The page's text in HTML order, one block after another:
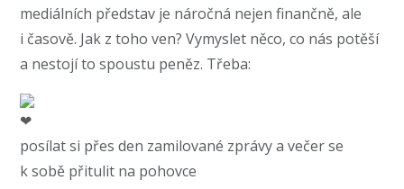
mediálních představ je náročná nejen finančně, ale
i časově. Jak z toho ven? Vymyslet něco, co nás potěší
a nestojí to spoustu peněz. Třeba:
posílat si přes den zamilované zprávy a večer se
k sobě přitulit na pohovce